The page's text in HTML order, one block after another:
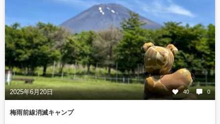
2025年6月20日 40 0
梅雨前線消滅キャンプ